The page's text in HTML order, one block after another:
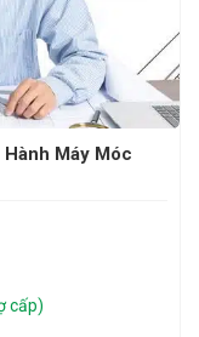
Hành Máy Móc
cấp)